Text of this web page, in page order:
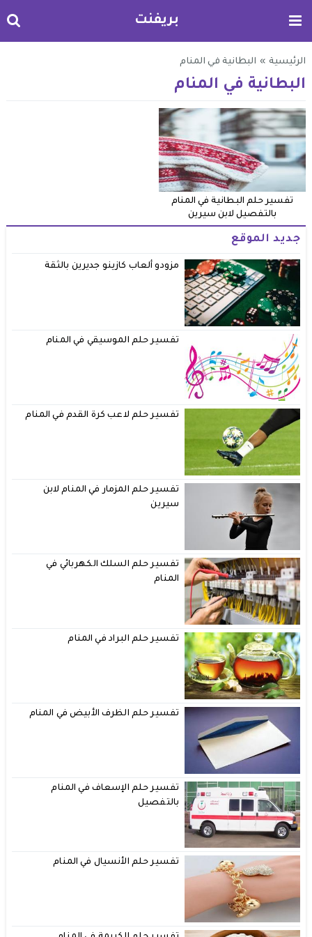
بريفنت
الرئيسية » البطانية في المنام
البطانية في المنام
تفسير حلم البطانية في المنام
بالتفصيل لابن سيرين
جديد الموقع
مزودو ألعاب كازينو جديرين بالثقة
تفسير حلم الموسيقي في المنام
تفسير حلم لاعب كرة القدم في المنام
تفسير حلم المزمار في المنام لابن
سيرين
تفسير حلم السلك الكهربائي في
المنام
تفسير حلم البراد في المنام
تفسير حلم الظرف الأبيض في المنام
تفسير حلم الإسعاف في المنام
بالتفصيل
تفسير حلم الأنسيال في المنام